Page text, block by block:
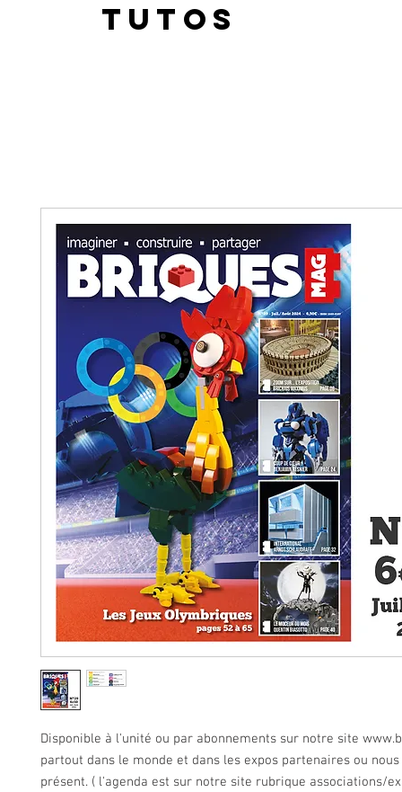
Tutos
Disponible à l'unité ou par abonnements sur notre site
partout dans le monde et dans les expos partenaires ou
présent. ( l'agenda est sur notre site rubrique associations/